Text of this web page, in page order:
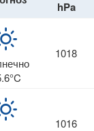
hPa
1018
1016